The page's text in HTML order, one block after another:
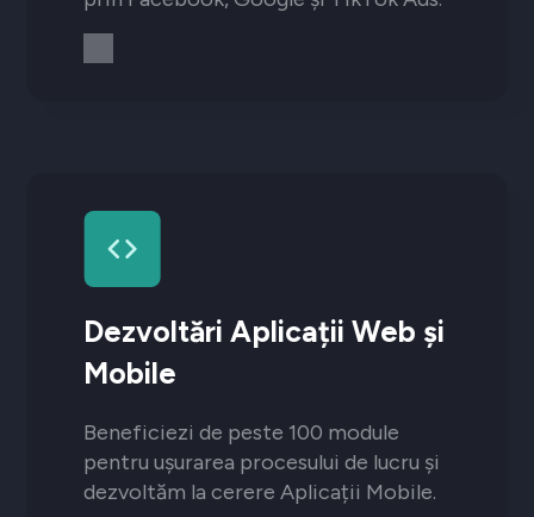
Dezvoltări Aplicații Web și
Mobile
Beneficiezi de peste 100 module
pentru ușurarea procesului de lucru și
dezvoltăm la cerere Aplicații Mobile.